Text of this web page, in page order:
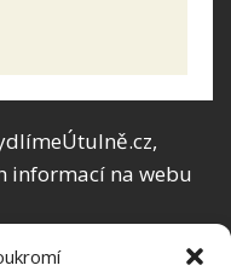
informací na webu